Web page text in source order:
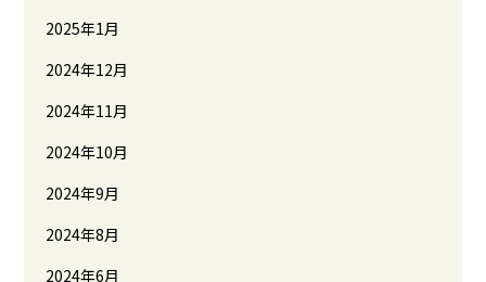
2025年1月
2024年12月
2024年11月
2024年10月
2024年9月
2024年8月
2024年6月